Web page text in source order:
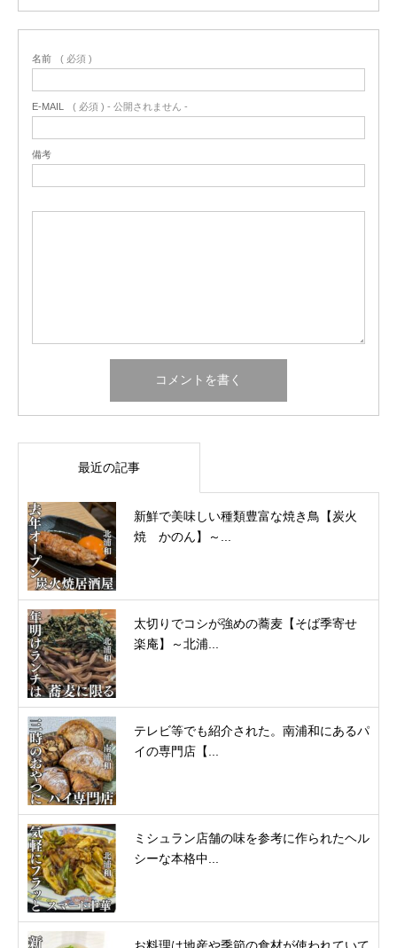
名前 ( 必須 )
E-MAIL ( 必須 ) - 公開されません -
備考
最近の記事
新鮮で美味しい種類豊富な焼き鳥【炭火
焼 かのん】～...
太切りでコシが強めの蕎麦【そば季寄せ
楽庵】～北浦...
テレビ等でも紹介された。南浦和にあるパ
イの専門店【...
ミシュラン店舗の味を参考に作られたヘル
シーな本格中...